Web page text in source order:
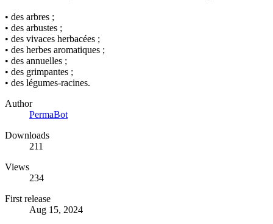
• des arbres ;
• des arbustes ;
• des vivaces herbacées ;
• des herbes aromatiques ;
• des annuelles ;
• des grimpantes ;
• des légumes-racines.
Author
PermaBot
Downloads
211
Views
234
First release
Aug 15, 2024